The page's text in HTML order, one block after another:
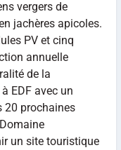
vergers de
jachères apicoles.
PV et cinq
annuelle
de la
EDF avec un
20 prochaines
un site touristique